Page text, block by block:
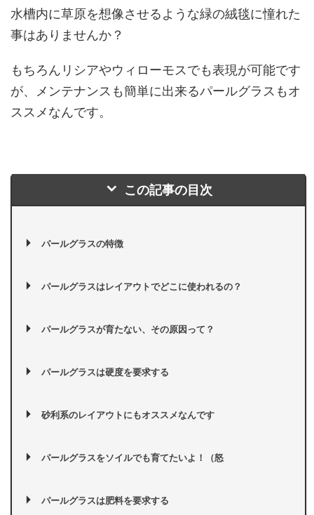
水槽内に草原を想像させるような緑の絨毯に憧れた
事はありませんか？
もちろんリシアやウィローモスでも表現が可能です
が、メンテナンスも簡単に出来るパールグラスもオ
ススメなんです。
この記事の目次
パールグラスの特徴
パールグラスはレイアウトでどこに使われるの？
パールグラスが育たない、その原因って？
パールグラスは硬度を要求する
砂利系のレイアウトにもオススメなんです
パールグラスをソイルでも育てたいよ！（怒
パールグラスは肥料を要求する